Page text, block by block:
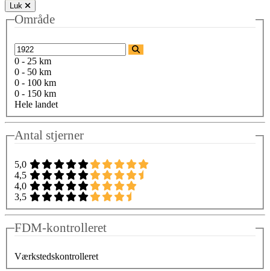
Luk
Område
0 - 25 km
0 - 50 km
0 - 100 km
0 - 150 km
Hele landet
Antal stjerner
5,0
4,5
4,0
3,5
FDM-kontrolleret
Værkstedskontrolleret